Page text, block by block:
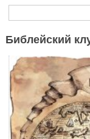
Форма
Библейский